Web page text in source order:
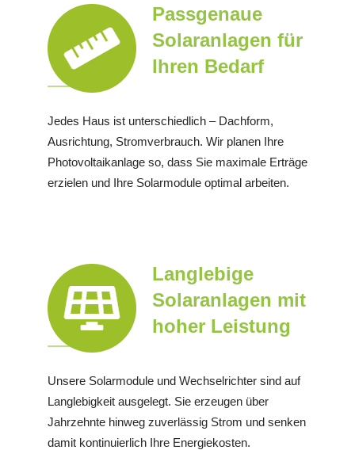
Passgenaue
Solaranlagen für
Ihren Bedarf
Jedes Haus ist unterschiedlich – Dachform,
Ausrichtung, Stromverbrauch. Wir planen Ihre
Photovoltaikanlage so, dass Sie maximale Erträge
erzielen und Ihre Solarmodule optimal arbeiten.
Langlebige
Solaranlagen mit
hoher Leistung
Unsere Solarmodule und Wechselrichter sind auf
Langlebigkeit ausgelegt. Sie erzeugen über
Jahrzehnte hinweg zuverlässig Strom und senken
damit kontinuierlich Ihre Energiekosten.